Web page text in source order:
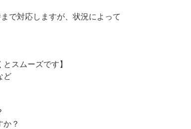
で対応しますが、状況によって
スムーズです】
ど
？